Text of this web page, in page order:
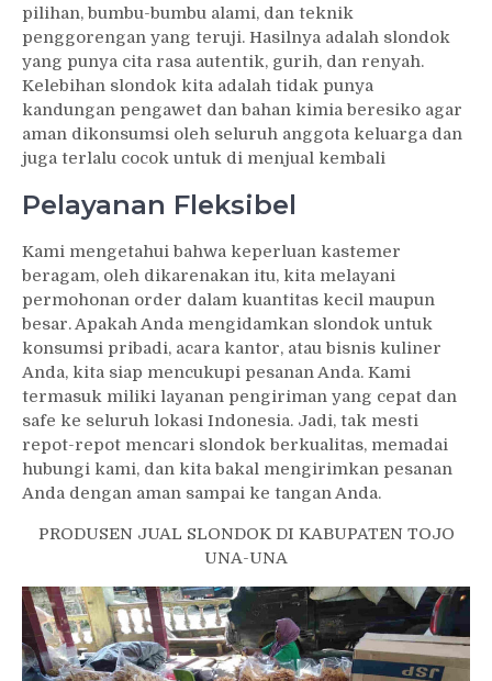
pilihan, bumbu-bumbu alami, dan teknik
penggorengan yang teruji. Hasilnya adalah slondok
yang punya cita rasa autentik, gurih, dan renyah.
Kelebihan slondok kita adalah tidak punya
kandungan pengawet dan bahan kimia beresiko agar
aman dikonsumsi oleh seluruh anggota keluarga dan
juga terlalu cocok untuk di menjual kembali
Pelayanan Fleksibel
Kami mengetahui bahwa keperluan kastemer
beragam, oleh dikarenakan itu, kita melayani
permohonan order dalam kuantitas kecil maupun
besar. Apakah Anda mengidamkan slondok untuk
konsumsi pribadi, acara kantor, atau bisnis kuliner
Anda, kita siap mencukupi pesanan Anda. Kami
termasuk miliki layanan pengiriman yang cepat dan
safe ke seluruh lokasi Indonesia. Jadi, tak mesti
repot-repot mencari slondok berkualitas, memadai
hubungi kami, dan kita bakal mengirimkan pesanan
Anda dengan aman sampai ke tangan Anda.
PRODUSEN JUAL SLONDOK DI KABUPATEN TOJO
UNA-UNA